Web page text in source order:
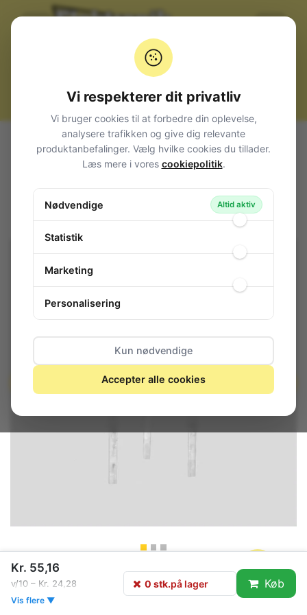
Alle produkter Komponenter
Potentiometer
Trimmere
Cermet
T7YA
Trimmer Top Adjust P5/2,5 22K
Trimmer Top Adjust P5/2,5 22K
0 stk.på lager
Kr. 55,16
v/10 – Kr. 24,28
Vis flere ▼
0 stk.på lager Køb
Vi respekterer dit privatliv
Vi bruger cookies til at forbedre din oplevelse,
analysere trafikken og give dig relevante
produktanbefalinger. Vælg hvilke cookies du tillader.
Læs mere i vores cookiepolitik.
Nødvendige Altid aktiv
Statistik
Marketing
Personalisering
Kun nødvendige
Accepter alle cookies